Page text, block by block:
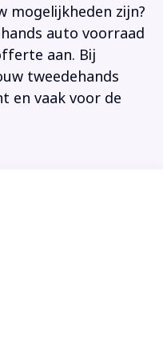
mogelijkheden zijn?
auto voorraad
aan. Bij
tweedehands
en vaak voor de